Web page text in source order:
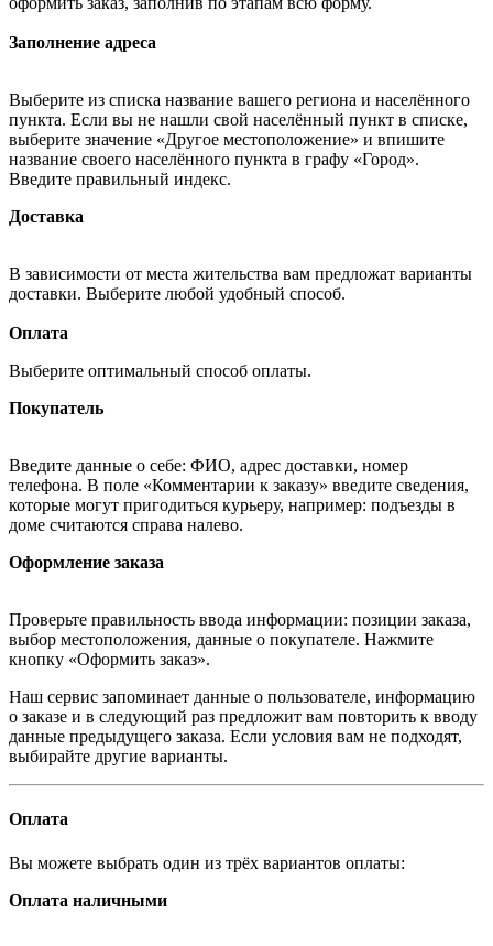
Заполнение адреса
Выберите из списка название вашего региона и населённого
пункта. Если вы не нашли свой населённый пункт в списке,
выберите значение «Другое местоположение» и впишите
название своего населённого пункта в графу «Город».
Введите правильный индекс.
Доставка
В зависимости от места жительства вам предложат варианты
доставки. Выберите любой удобный способ.
Оплата
Выберите оптимальный способ оплаты.
Покупатель
Введите данные о себе: ФИО, адрес доставки, номер
телефона. В поле «Комментарии к заказу» введите сведения,
которые могут пригодиться курьеру, например: подъезды в
доме считаются справа налево.
Оформление заказа
Проверьте правильность ввода информации: позиции заказа,
выбор местоположения, данные о покупателе. Нажмите
кнопку «Оформить заказ».
Наш сервис запоминает данные о пользователе, информацию
о заказе и в следующий раз предложит вам повторить к вводу
данные предыдущего заказа. Если условия вам не подходят,
выбирайте другие варианты.
Оплата
Вы можете выбрать один из трёх вариантов оплаты:
Оплата наличными